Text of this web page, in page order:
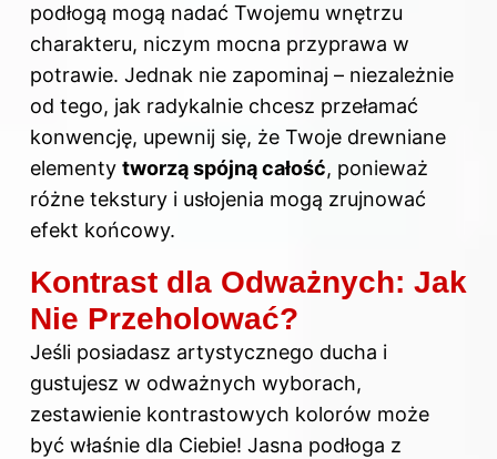
podłogą mogą nadać Twojemu wnętrzu
charakteru, niczym mocna przyprawa w
potrawie. Jednak nie zapominaj – niezależnie
od tego, jak radykalnie chcesz przełamać
konwencję, upewnij się, że Twoje drewniane
elementy tworzą spójną całość, ponieważ
różne tekstury i usłojenia mogą zrujnować
efekt końcowy.
Kontrast dla Odważnych: Jak
Nie Przeholować?
Jeśli posiadasz artystycznego ducha i
gustujesz w odważnych wyborach,
zestawienie kontrastowych kolorów może
być właśnie dla Ciebie! Jasna podłoga z